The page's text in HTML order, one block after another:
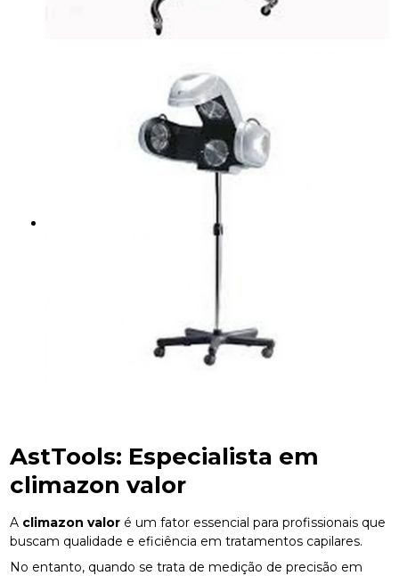
AstTools: Especialista em
climazon valor
A climazon valor é um fator essencial para profissionais que
buscam qualidade e eficiência em tratamentos capilares.
No entanto, quando se trata de medição de precisão em